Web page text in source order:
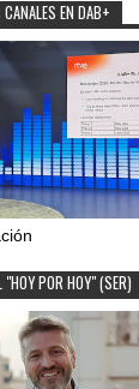
EN DAB+
POR HOY" (SER)